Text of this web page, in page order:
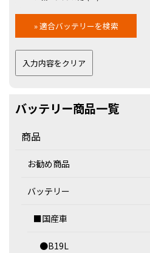
バッテリー商品一覧
商品
お勧め商品
バッテリー
■国産車
●B19L